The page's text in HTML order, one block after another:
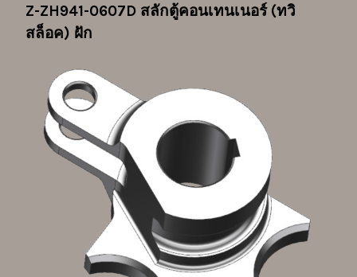
Z-ZH941-0607D สลักตู้คอนเทนเนอร์ (ทวิ
สล็อค) ฝัก